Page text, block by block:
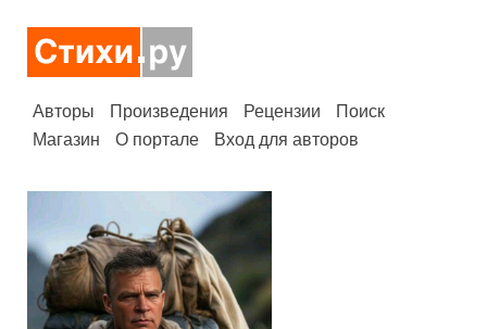
Авторы Произведения Рецензии
Поиск
Магазин
О портале Вход для авторов